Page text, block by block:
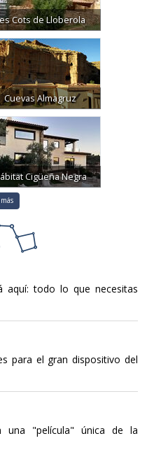
Cots de Lloberola
Cuevas Almagruz
Cigüeña Negra
aquí: todo lo que necesitas
para el gran dispositivo del
una "película" única de la